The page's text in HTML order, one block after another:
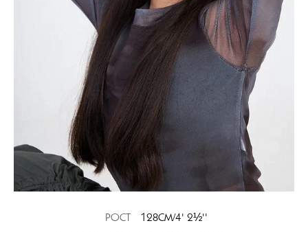
РОСТ
128CM/4' 2½''